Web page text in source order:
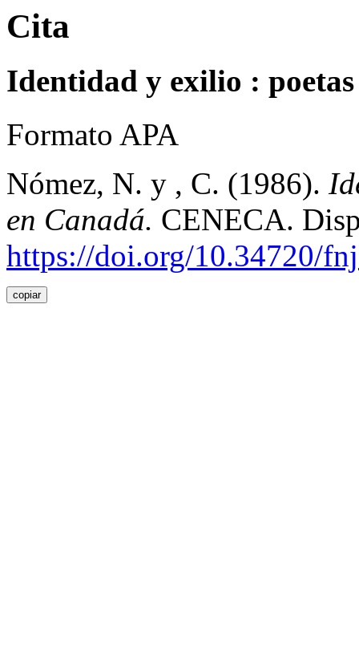
Cita
Identidad y exilio :
Formato APA
Nómez, N. y , C. (1986).
en Canadá. CENECA.
https://doi.org/10.34720/
copiar